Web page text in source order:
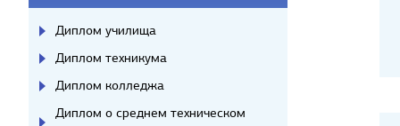
Диплом училища
Диплом техникума
Диплом колледжа
Диплом о среднем техническом